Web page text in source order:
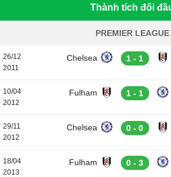
Thành tích đối
PREMIER LEAGUE
26/12
2011
Chelsea 1 - 1
10/04
2012
Fulham 1 - 1
29/11
2012
Chelsea 0 - 0
18/04
2013
Fulham 0 - 3